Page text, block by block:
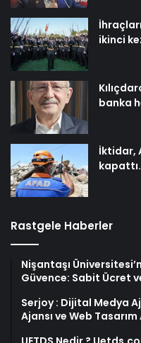
ikinci
banka
İktidar,
Rastgele Haberler
Nişantaşı
Güvence: Sabit Ücret
Serjoy : Dijital Medya
Ajansı ve Web Tasarım